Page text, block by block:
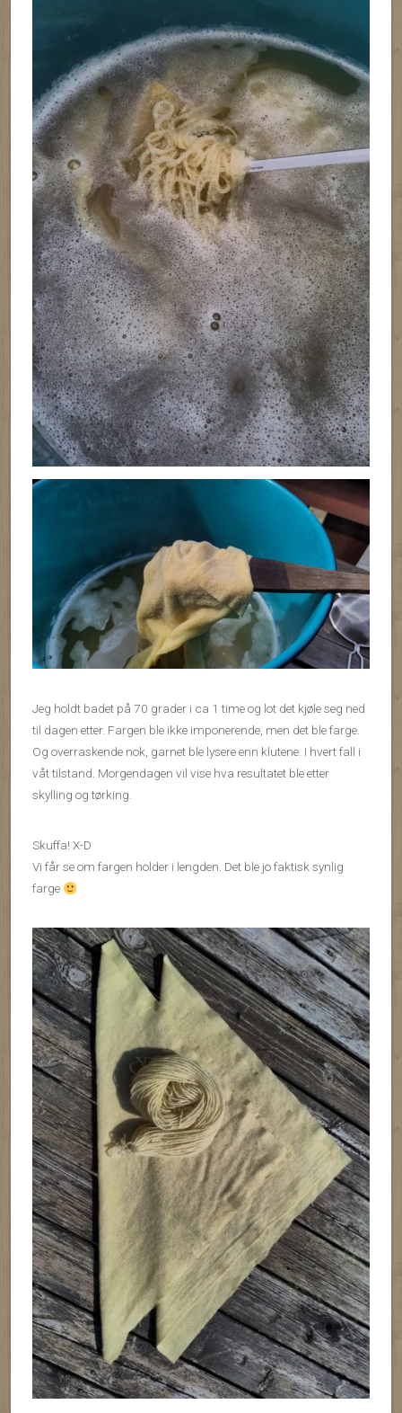
Jeg holdt badet på 70 grader i ca 1 time og lot det kjøle seg ned
til dagen etter. Fargen ble ikke imponerende, men det ble farge.
Og overraskende nok, garnet ble lysere enn klutene. I hvert fall i
våt tilstand. Morgendagen vil vise hva resultatet ble etter
skylling og tørking.
Skuffa! X-D
Vi får se om fargen holder i lengden. Det ble jo faktisk synlig
farge